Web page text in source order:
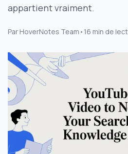
appartient vraiment.
Par HoverNotes Team • 16 min de